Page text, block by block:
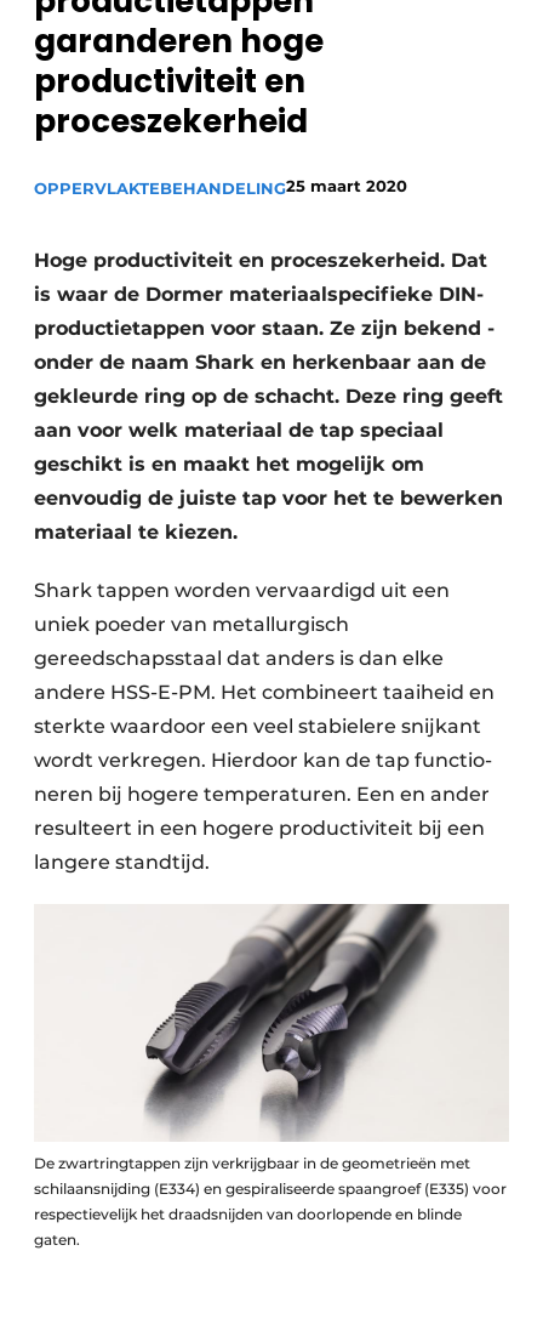
Vacature aanmelden
Vacatures
Video’s
garanderen hoge
productiviteit en
proceszekerheid
OPPERVLAKTEBEHANDELING25 maart 2020
Hoge productiviteit en proceszekerheid. Dat
is waar de Dormer materiaalspecifieke DIN-
productietappen voor staan. Ze zijn bekend ­
onder de naam Shark en herkenbaar aan de
gekleurde ring op de schacht. Deze ring geeft
aan voor welk materiaal de tap speciaal
geschikt is en maakt het mogelijk om
eenvoudig de juiste tap voor het te bewerken
materiaal te kiezen.
Shark tappen worden vervaardigd uit een
uniek poeder van metallurgisch
gereedschapsstaal dat anders is dan elke
andere HSS-E-PM. Het combineert taaiheid en
sterkte waardoor een veel stabielere snijkant
wordt verkregen. Hierdoor kan de tap functio­
neren bij hogere temperaturen. Een en ander
resulteert in een hogere productiviteit bij een
langere standtijd.
De zwartringtappen zijn verkrijgbaar in de geo­metrieën met
schil­aansnijding (E334) en gespirali­seerde spaan­groef (E335) voor
respectieve­lijk het draadsnijden van doorlopende en blinde
gaten.